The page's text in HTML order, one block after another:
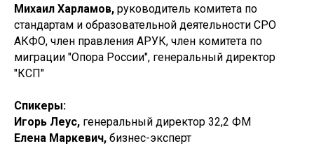
Михаил Харламов, руководитель комитета по
стандартам и образовательной деятельности СРО
АКФО, член правления АРУК, член комитета по
миграции "Опора России", генеральный директор
"КСП"
Спикеры:
Игорь Леус, генеральный директор 32,2 ФМ
Елена Маркевич, бизнес-эксперт